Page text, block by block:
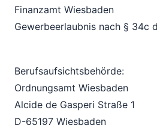
Finanzamt Wiesbaden
Gewerbeerlaubnis nach § 34c
Berufsaufsichtsbehörde:
Ordnungsamt Wiesbaden
Alcide de Gasperi Straße 1
D-65197 Wiesbaden